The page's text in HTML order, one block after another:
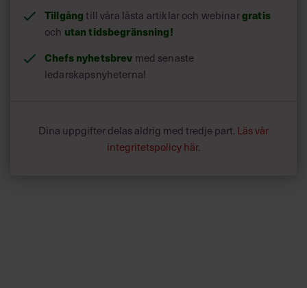
Tillgångtill våra låsta artiklar och webinargratis
och utan tidsbegränsning!
Chefs nyhetsbrev med senaste
ledarskapsnyheterna!
Dina uppgifter delas aldrig med tredje part. Läs vår
integritetspolicy här.